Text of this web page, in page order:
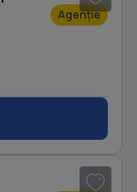
Agenție